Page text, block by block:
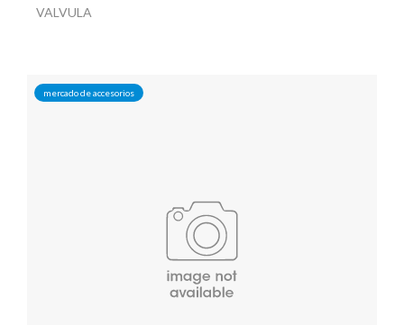
VALVULA
mercado de accesorios